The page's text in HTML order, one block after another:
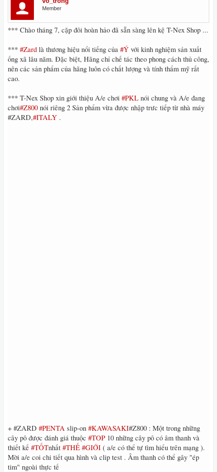
Member
*** Chào tháng 7, cặp đôi hoàn hảo đã sẵn sàng lên kệ T-Nex Shop ...
*** #‎Zard là thương hiệu nổi tiếng của #‎Ý với kinh nghiệm sản xuất
ống xã lâu năm. Đặc biệt, Hãng chỉ chế tác theo phong cách thủ công,
nên các sản phẩm của hãng luôn có chất lượng và tính thẩm mỹ rất
cao.
*** T-Nex Shop xin giới thiệu A/e chơi #‎PKL nói chung và A/e đang
chơi#‎Z800 nói riêng 2 Sản phẩm vừa được nhập trưc tiếp từ nhà máy
#ZARD,#‎ITALY .
+ #ZARD #‎PENTA slip-on #‎KAWASAKI#Z800 : Một trong những
cây pô được đánh giá thuộc #‎TOP 10 những cây pô có âm thanh và
thiết kế #‎TỐTnhất #‎THẾ #‎GIỚI ( a/e có thể tự tìm hiểu trên mạng ).
Mời a/e coi chi tiết qua hình và clip test . Âm thanh có thể gây "ép
tim" ngoài thực tế